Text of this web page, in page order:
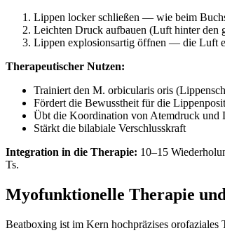
Lippen locker schließen — wie beim
Leichten Druck aufbauen (Luft hinter den
Lippen explosionsartig öffnen — die Luft
Therapeutischer Nutzen:
Trainiert den M. orbicularis oris
Fördert die Bewusstheit für die
Übt die Koordination von Atemdruck und
Stärkt die bilabiale Verschlusskraft
Integration in die Therapie: 10–15
Ts.
Myofunktionelle Therapie
Beatboxing ist im Kern hochpräzises